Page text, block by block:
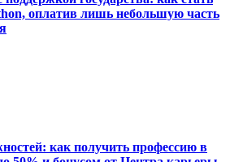
оплатив лишь небольшую часть
как получить профессию в